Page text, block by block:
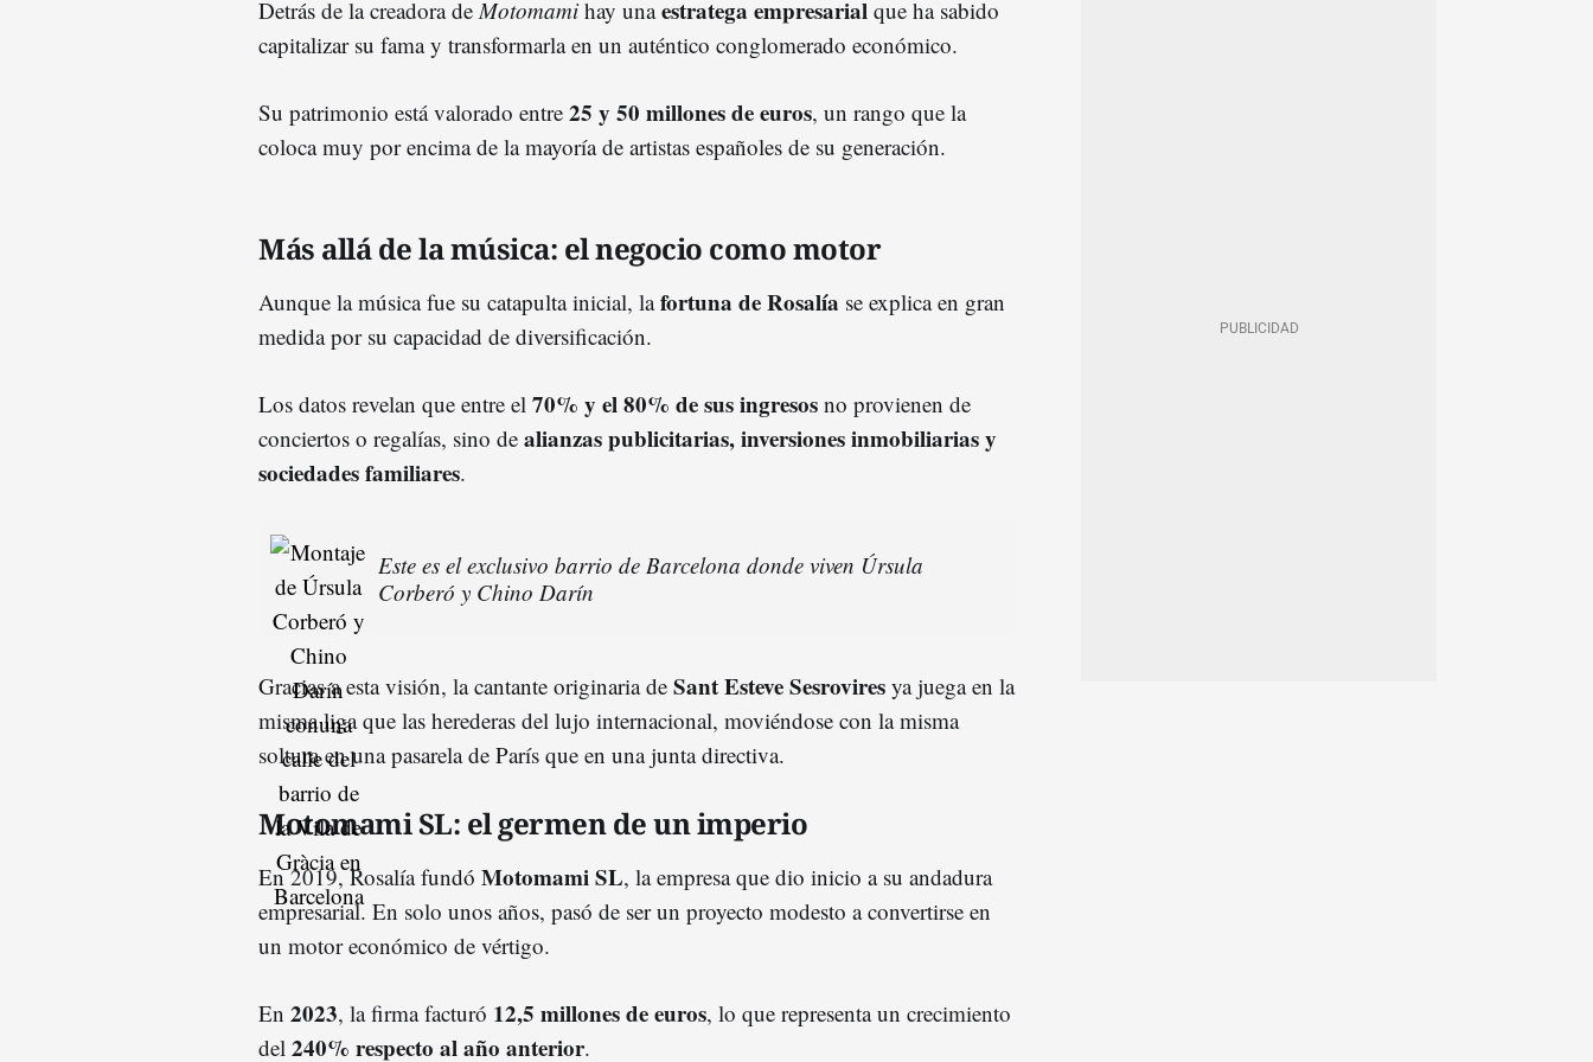
Detrás de la creadora de Motomami hay unaestratega empresarial que ha sabido
capitalizar su fama y transformarla en un auténtico conglomerado económico.
Su patrimonio está valorado entre 25 y 50 millones de euros, un rango que la
coloca muy por encima de la mayoría de artistas españoles de su generación.
Más allá de la música: el negocio como motor
Aunque la música fue su catapulta inicial, lafortuna de Rosalía se explica en gran
medida por su capacidad de diversificación.
Los datos revelan que entre el 70% y el 80% de sus ingresos no provienen de
conciertos o regalías, sino de alianzas publicitarias, inversiones inmobiliarias y
sociedades familiares.
Este es el exclusivo barrio de Barcelona donde viven Úrsula
Corberó y Chino Darín
Gracias a esta visión, la cantante originaria de Sant Esteve Sesrovires ya juega en la
misma liga que las herederas del lujo internacional, moviéndose con la misma
soltura en una pasarela de París que en una junta directiva.
Motomami SL: el germen de un imperio
En 2019, Rosalía fundó Motomami SL, la empresa que dio inicio a su andadura
empresarial. En solo unos años, pasó de ser un proyecto modesto a convertirse en
un motor económico de vértigo.
En 2023, la firma facturó 12,5 millones de euros, lo que representa un crecimiento
del 240% respecto al año anterior.